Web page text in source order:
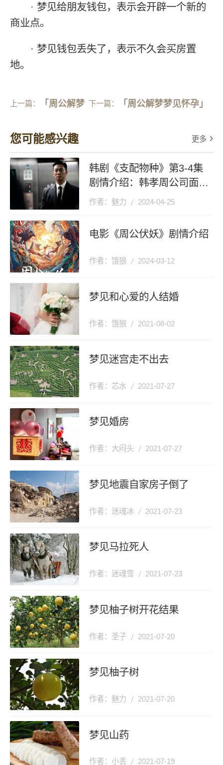
· 梦见给朋友钱包，表示会开辟一个新的
商业点。
· 梦见钱包丢失了，表示不久会买房置
地。
上一篇： 「周公解梦
什么意思
下一篇： 「周公解梦梦见怀孕」
吗？
您可能感兴趣 更多
韩剧《支配物种》第3-4集
剧情介绍：韩孝周公司面临
被收购危机
作者：魅力 2024-04-25
电影《周公伏妖》剧情介绍
作者：饿狼 2024-03-12
梦见和心爱的人结婚
作者：饿狼 2021-08-02
梦见迷宫走不出去
作者：芯水 2021-07-27
梦见婚房
作者：大闷头 2021-07-27
梦见地震自家房子倒了
作者：迷魂冰 2021-07-23
梦见马拉死人
作者：迷魂雪 2021-07-23
梦见柚子树开花结果
作者：圣子 2021-07-20
梦见柚子树
作者：魅力 2021-07-20
梦见山药
作者：小丢 2021-07-19